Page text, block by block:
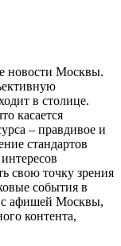
новости Москвы.
в столице.
касается
– правдивое и
стандартов
свою точку зрения
события в
с афишей Москвы,
контента,